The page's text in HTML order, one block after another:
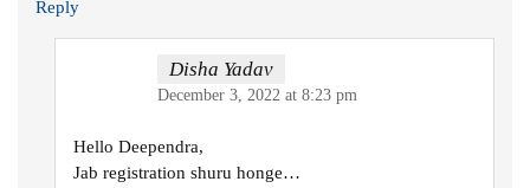
Reply
Disha Yadav
December 3, 2022 at 8:23 pm
Hello Deependra,
Jab registration shuru honge…